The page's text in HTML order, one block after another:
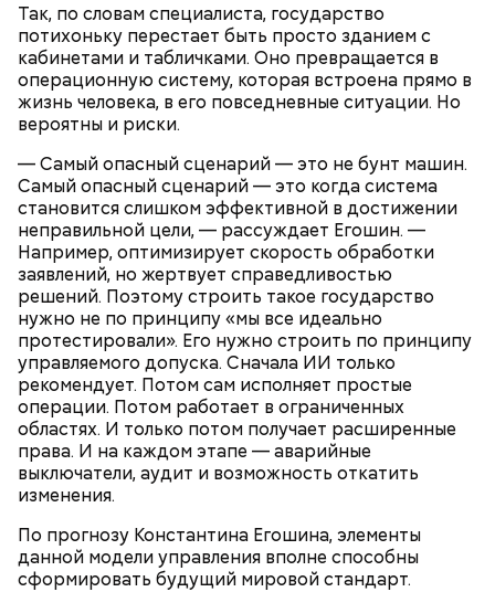
Так, по словам специалиста, государство
потихоньку перестает быть просто зданием с
кабинетами и табличками. Оно превращается в
операционную систему, которая встроена прямо в
жизнь человека, в его повседневные ситуации. Но
вероятны и риски.
— Самый опасный сценарий — это не бунт машин.
Самый опасный сценарий — это когда система
становится слишком эффективной в достижении
неправильной цели, — рассуждает Егошин. —
Например, оптимизирует скорость обработки
заявлений, но жертвует справедливостью
решений. Поэтому строить такое государство
нужно не по принципу «мы все идеально
протестировали». Его нужно строить по принципу
управляемого допуска. Сначала ИИ только
рекомендует. Потом сам исполняет простые
операции. Потом работает в ограниченных
областях. И только потом получает расширенные
права. И на каждом этапе — аварийные
выключатели, аудит и возможность откатить
изменения.
По прогнозу Константина Егошина, элементы
данной модели управления вполне способны
сформировать будущий мировой стандарт.